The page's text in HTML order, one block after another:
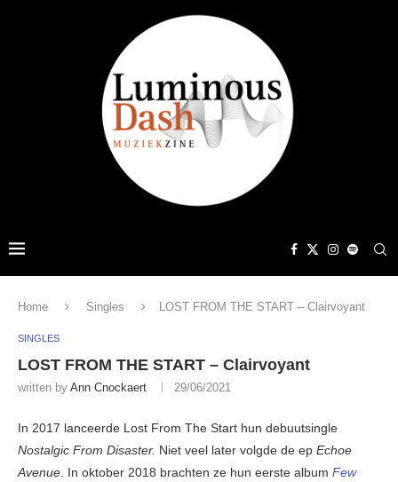
Home Singles LOST FROM THE START – Clairvoyant
SINGLES
LOST FROM THE START – Clairvoyant
written by Ann Cnockaert 29/06/2021
In 2017 lanceerde Lost From The Start hun debuutsingle
Nostalgic From Disaster. Niet veel later volgde de ep Echoe
Avenue. In oktober 2018 brachten ze hun eerste album Few